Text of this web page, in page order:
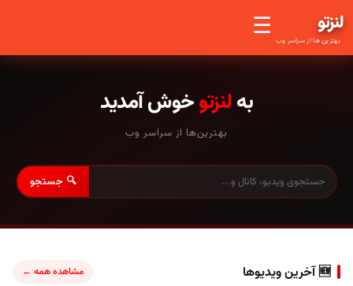
لنزتو
بهترین ها از سراسر وب ☰
بهلنزتوخوش آمدید
بهترین‌ها از سراسر وب
🔍 جستجو
🆕 آخرین ویدیوها مشاهده همه ←